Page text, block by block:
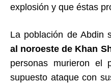
explosión y que éstas
La población de Abdin
al noroeste de Khan
personas murieron
supuesto ataque con